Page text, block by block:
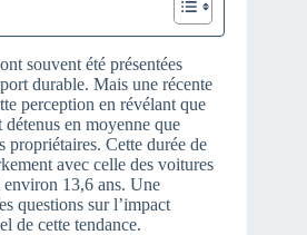
souvent été présentées
durable. Mais une récente
perception en révélant que
détenus en moyenne que
propriétaires. Cette durée de
avec celle des voitures
environ 13,6 ans. Une
questions sur l’impact
de cette tendance.